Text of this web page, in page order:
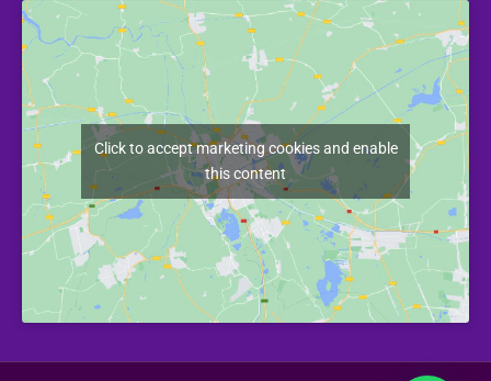
Click to accept marketing cookies and enable
this content